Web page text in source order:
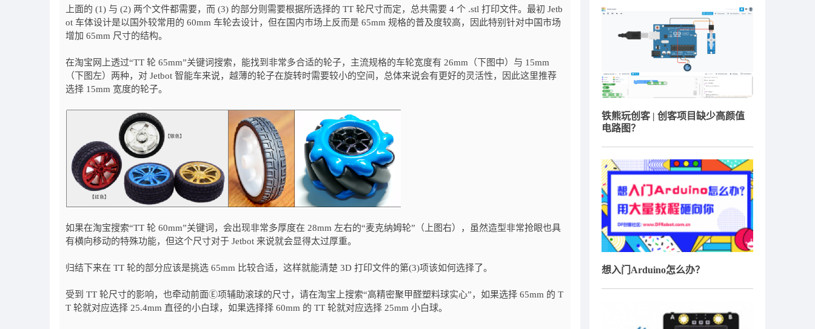
上面的 (1) 与 (2) 两个文件都需要，而 (3) 的部分则需要根据所选择的 TT 轮尺寸而定，总共需要 4 个 .stl 打印文件。最初 Jetb
ot 车体设计是以国外较常用的 60mm 车轮去设计，但在国内市场上反而是 65mm 规格的普及度较高，因此特别针对中国市场
增加 65mm 尺寸的结构。
在淘宝网上透过“TT 轮 65mm”关键词搜索，能找到非常多合适的轮子，主流规格的车轮宽度有 26mm（下图中）与 15mm
（下图左）两种，对 Jetbot 智能车来说，越薄的轮子在旋转时需要较小的空间，总体来说会有更好的灵活性，因此这里推荐
选择 15mm 宽度的轮子。
如果在淘宝搜索“TT 轮 60mm”关键词，会出现非常多厚度在 28mm 左右的“麦克纳姆轮”（上图右），虽然造型非常抢眼也具
有横向移动的特殊功能，但这个尺寸对于 Jetbot 来说就会显得太过厚重。
归结下来在 TT 轮的部分应该是挑选 65mm 比较合适，这样就能清楚 3D 打印文件的第(3)项该如何选择了。
受到 TT 轮尺寸的影响，也牵动前面Ⓔ项辅助滚球的尺寸，请在淘宝上搜索“高精密聚甲醛塑料球实心”，如果选择 65mm 的 T
T 轮就对应选择 25.4mm 直径的小白球，如果选择择 60mm 的 TT 轮就对应选择 25mm 小白球。
铁熊玩创客 | 创客项目缺少高颜值
电路图？
想入门Arduino怎么办？